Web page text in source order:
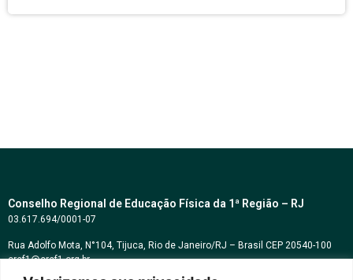
Conselho Regional de Educação Física da 1ª Região – RJ
03.617.694/0001-07
Rua Adolfo Mota, N°104, Tijuca, Rio de Janeiro/RJ – Brasil CEP 20540-100
cref1@cref1.org.br